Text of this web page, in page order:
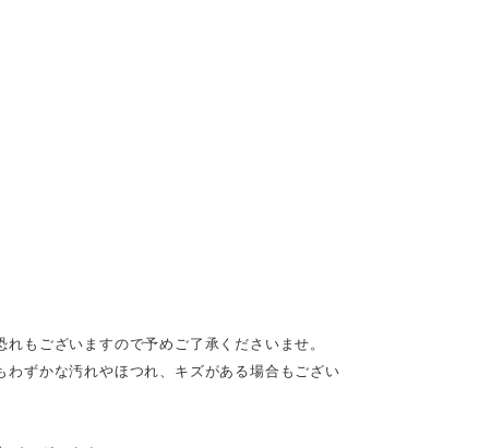
もございますので予めご了承くださいませ。
ずかな汚れやほつれ、キズがある場合もござい